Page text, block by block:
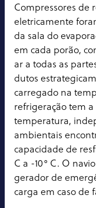
Compressores de
eletricamente
da sala do
em cada porão,
ar a todas as
dutos
carregado na
refrigeração tem
temperatura,
ambientais
capacidade de
C a -10° C. O
gerador de
carga em caso de